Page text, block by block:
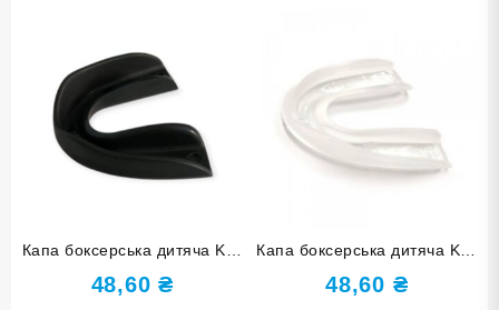
Капа боксерська дитяча KA-
01 чорна
48,60 ₴
Капа боксерська дитяча KA-
01 біла прозора
48,60 ₴